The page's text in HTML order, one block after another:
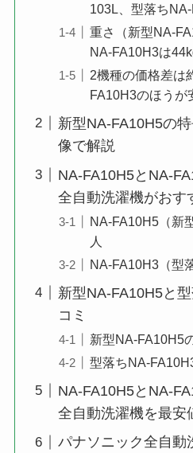
103L、型落ちNA-
重さ（新型NA-
NA-FA10H3は
2機種の価格差は
FA10H3のほうが
新型NA-FA10H5の
像で解説
NA-FA10H5とNA-
全自動洗濯機がおす
NA-FA10H5（新
人
NA-FA10H3（型
新型NA-FA10H5と
コミ
新型NA-FA10H5
型落ちNA-
NA-FA10H5とNA-
全自動洗濯機を最安
パナソニック全自動